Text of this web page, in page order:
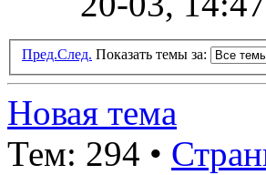
Пред.След. Показать темы за:
Новая тема
Тем: 294 •